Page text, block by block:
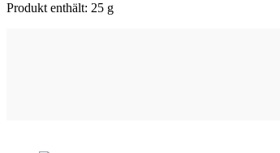
Produkt enthält: 25 g